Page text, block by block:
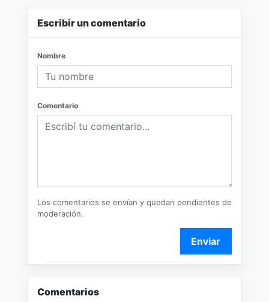
Escribir un comentario
Nombre
Comentario
Los comentarios se envían y quedan pendientes de
moderación.
Enviar
Comentarios